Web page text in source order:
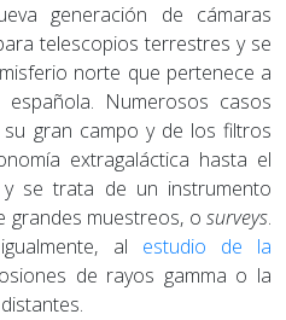
generación de cámaras
telescopios terrestres y se
norte que pertenece a
Numerosos casos
gran campo y de los filtros
extragaláctica hasta el
y se trata de un instrumento
grandes muestreos, o surveys.
al estudio de la
de rayos gamma o la